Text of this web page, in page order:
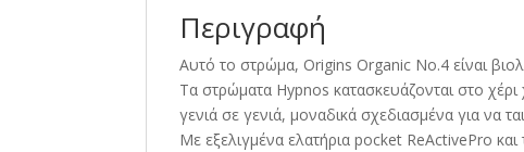
Περιγραφή
Αυτό το στρώμα, Origins Organic Νο.4 είναι
Τα στρώματα Hypnos κατασκευάζονται στο
γενιά σε γενιά, μοναδικά σχεδιασμένα για να
Με εξελιγμένα ελατήρια pocket ReActivePro